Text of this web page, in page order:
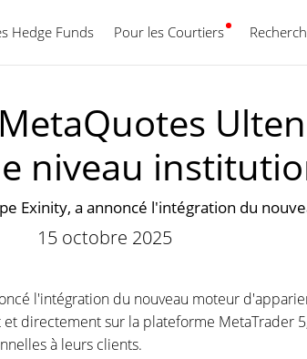
Hedge Funds Pour les Courtiers
Français
niveau
Exinity, a annoncé l'intégration du
15 octobre 2025
l'intégration du nouveau moteur
directement sur la plateforme MetaTrader
à leurs clients.